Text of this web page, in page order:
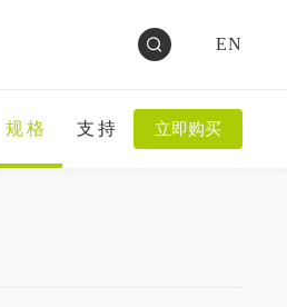
EN
规格 支持 立即购买